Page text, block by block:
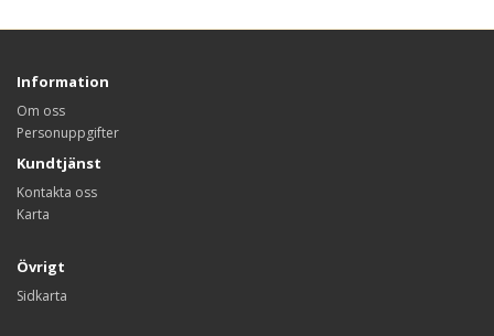
Information
Om oss
Personuppgifter
Kundtjänst
Kontakta oss
Karta
Övrigt
Sidkarta